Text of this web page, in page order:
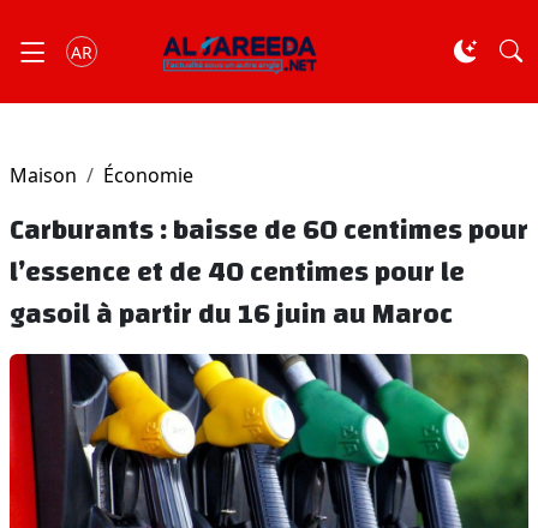
AR
Maison Économie
Carburants : baisse de 60 centimes pour
l’essence et de 40 centimes pour le
gasoil à partir du 16 juin au Maroc